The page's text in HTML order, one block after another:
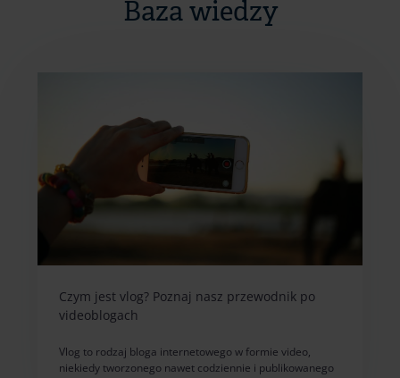
Baza wiedzy
Czym jest vlog? Poznaj nasz przewodnik po
videoblogach
Vlog to rodzaj bloga internetowego w formie video,
niekiedy tworzonego nawet codziennie i publikowanego